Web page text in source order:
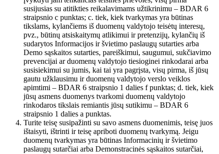
susijusias su atitikties reikalavimams užtikrinimu – BDAR 6
straipsnio c punktas; c. tiek, kiek tvarkymas yra būtinas
tikslams, kylančiems iš duomenų valdytojo teisėtų interesų,
pvz., būtinų atsiskaitymų atlikimui ir pretenzijų, kylančių iš
sudarytos Informacijos ir švietimo paslaugų sutarties arba
Demo sąskaitos sutarties, pareiškimui, saugumui, sukčiavimo
prevencijai ar duomenų valdytojo tiesioginei rinkodarai arba
susisiekimui su jumis, kai tai yra pagrįsta, visų pirma, iš jūsų
gautu užklausimu ir duomenų valdytojo verslo veiklos
apimtimi – BDAR 6 straipsnio 1 dalies f punktas; d. tiek, kiek
jūsų asmens duomenys tvarkomi duomenų valdytojo
rinkodaros tikslais remiantis jūsų sutikimu – BDAR 6
straipsnio 1 dalies a punktas.
Turite teisę susipažinti su savo asmens duomenimis, teisę juos
ištaisyti, ištrinti ir teisę apriboti duomenų tvarkymą. Jeigu
duomenų tvarkymas yra būtinas Informacinių ir švietimo
paslaugų sutarčiai arba Demonstracinės sąskaitos sutarčiai,